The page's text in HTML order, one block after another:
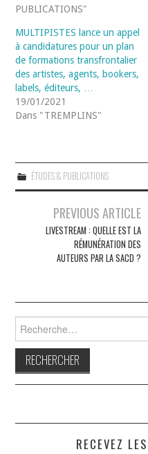
PUBLICATIONS"
MULTIPISTES lance un appel
à candidatures pour un plan
de formations transfrontalier
des artistes, agents, bookers,
labels, éditeurs, …
19/01/2021
Dans "TREMPLINS"
ÉTUDES & PUBLICATIONS
NavigationPREVIOUS ARTICLE
LIVESTREAM : QUELLE EST LA
RÉMUNÉRATION DES
AUTEURS PAR LA SACD ?
Rechercher :
RECEVEZ